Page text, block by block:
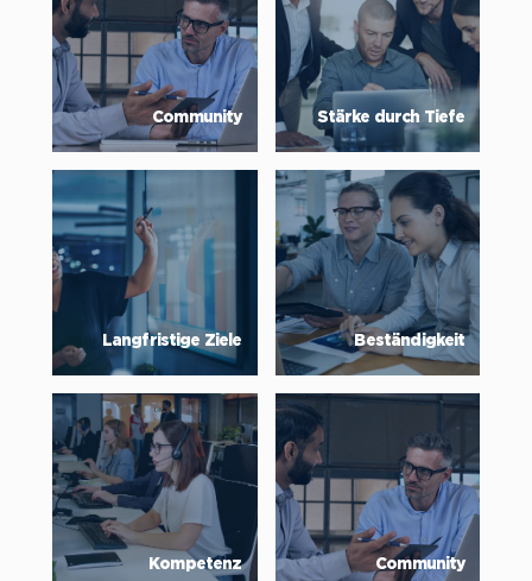
Community Stärke durch Tiefe
Langfristige Ziele Beständigkeit
Kompetenz Community